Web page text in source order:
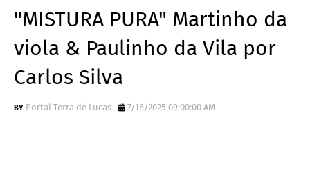
"MISTURA PURA" Martinho da
viola & Paulinho da Vila por
Carlos Silva
Portal Terra de Lucas 7/16/2025 09:00:00 AM